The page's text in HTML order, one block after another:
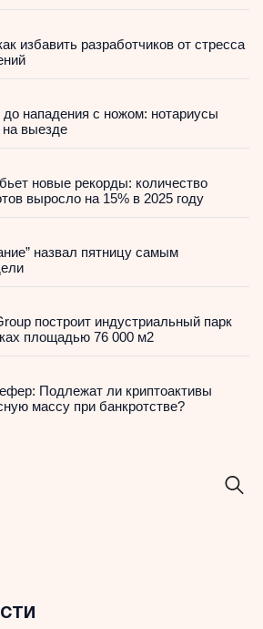
избавить разработчиков от стресса
нападения с ножом: нотариусы
на выезде
новые рекорды: количество
выросло на 15% в 2025 году
назвал пятницу самым
построит индустриальный парк
площадью 76 000 м2
Подлежат ли криптоактивы
массу при банкротстве?